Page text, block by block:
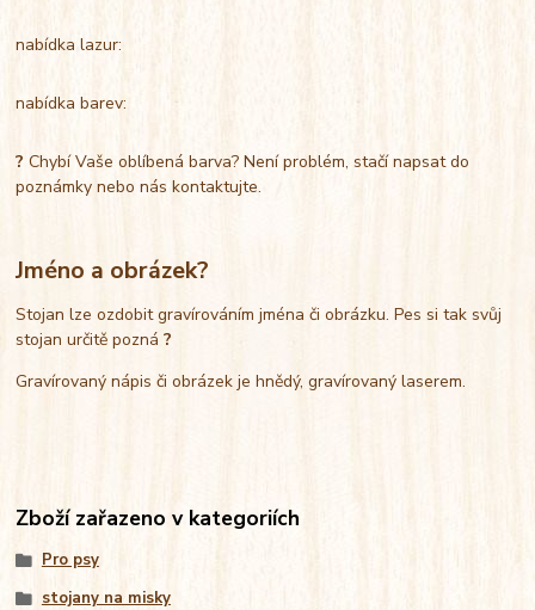
nabídka lazur:
nabídka barev:
?Chybí Vaše oblíbená barva? Není problém, stačí napsat do
poznámky nebo nás kontaktujte.
Jméno a obrázek?
Stojan lze ozdobit gravírováním jména či obrázku. Pes si tak svůj
stojan určitě pozná?
Gravírovaný nápis či obrázek je hnědý, gravírovaný laserem.
Zboží zařazeno v kategoriích
Pro psy
stojany na misky